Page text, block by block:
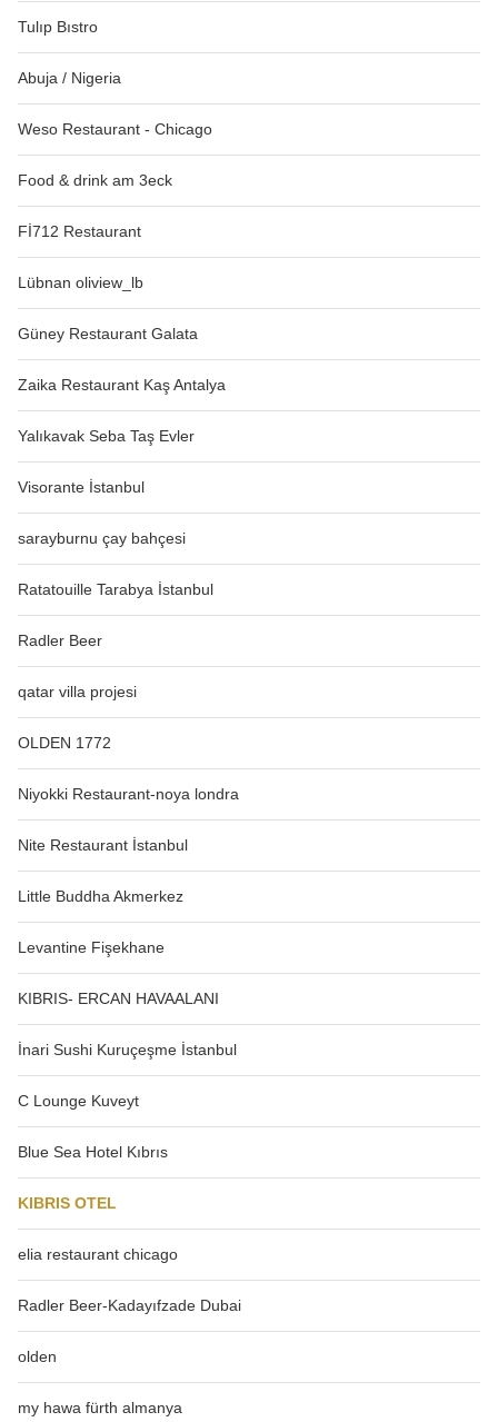
Tulıp Bıstro
Abuja / Nigeria
Weso Restaurant - Chicago
Food & drink am 3eck
Fİ712 Restaurant
Lübnan oliview_lb
Güney Restaurant Galata
Zaika Restaurant Kaş Antalya
Yalıkavak Seba Taş Evler
Visorante İstanbul
sarayburnu çay bahçesi
Ratatouille Tarabya İstanbul
Radler Beer
qatar villa projesi
OLDEN 1772
Niyokki Restaurant-noya londra
Nite Restaurant İstanbul
Little Buddha Akmerkez
Levantine Fişekhane
KIBRIS- ERCAN HAVAALANI
İnari Sushi Kuruçeşme İstanbul
C Lounge Kuveyt
Blue Sea Hotel Kıbrıs
KIBRIS OTEL
elia restaurant chicago
Radler Beer-Kadayıfzade Dubai
olden
my hawa fürth almanya